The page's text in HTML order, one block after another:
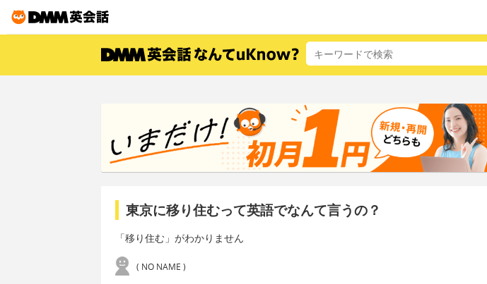
東京に移り住むって英語でなんて言うの？
「移り住む」がわかりません
( NO NAME )